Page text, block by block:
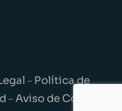
– Política de
–Aviso de Cookies